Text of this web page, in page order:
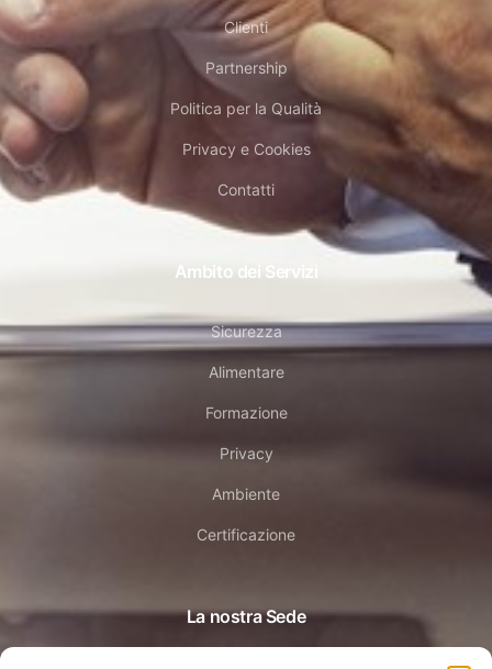
Clienti
Partnership
Politica per la Qualità
Privacy e Cookies
Contatti
Ambito dei Servizi
Sicurezza
Alimentare
Formazione
Privacy
Ambiente
Certificazione
La nostra Sede